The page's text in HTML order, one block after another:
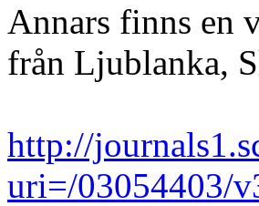
Annars finns en
från Ljublanka,
http://
uri=/03054403/